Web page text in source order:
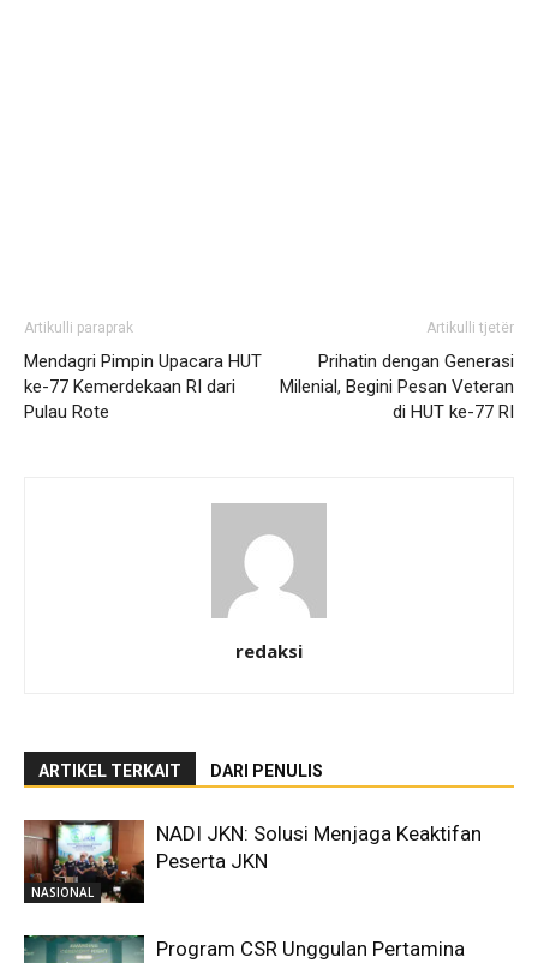
Artikulli paraprak
Mendagri Pimpin Upacara HUT
ke-77 Kemerdekaan RI dari
Pulau Rote
Artikulli tjetër
Prihatin dengan Generasi
Milenial, Begini Pesan Veteran
di HUT ke-77 RI
redaksi
ARTIKEL TERKAIT DARI PENULIS
NASIONAL
NADI JKN: Solusi Menjaga Keaktifan
Peserta JKN
Program CSR Unggulan Pertamina